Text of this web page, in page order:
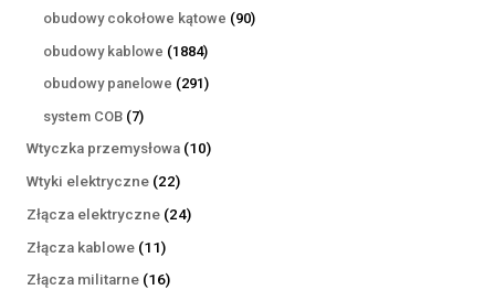
produkty
obudowy cokołowe kątowe 9090
obudowy kablowe 18841884
produkty
obudowy panelowe 291291
system COB 77
produktów
Wtyczka przemysłowa 1010
Wtyki elektryczne 2222
produkty
Złącza elektryczne 2424
Złącza kablowe 1111
produktów
Złącza militarne 1616